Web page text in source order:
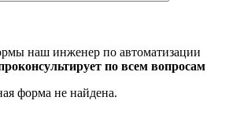
наш инженер по автоматизации
по всем вопросам
форма не найдена.